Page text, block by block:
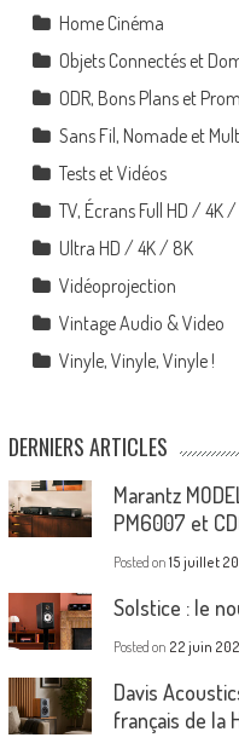
Home Cinéma
Objets Connectés et
ODR, Bons Plans et
Sans Fil, Nomade et
Tests et Vidéos
TV, Écrans Full HD / 4K
Ultra HD / 4K / 8K
Vidéoprojection
Vintage Audio & Video
Vinyle, Vinyle, Vinyle !
DERNIERS ARTICLES
Marantz
PM6007 et
Posted on 15 juillet
Solstice : le
Posted on 22 juin
Davis
français de la